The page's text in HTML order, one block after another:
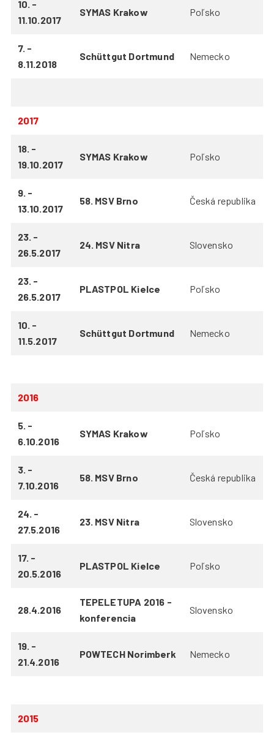
10. -
11.10.2017
SYMAS Krakow Poľsko
7. -
8.11.2018
Schüttgut Dortmund Nemecko
2017
18. -
19.10.2017
SYMAS Krakow Poľsko
9. -
13.10.2017
58. MSV Brno Česká republika
23. -
26.5.2017
24. MSV Nitra Slovensko
23. -
26.5.2017
PLASTPOL Kielce Poľsko
10. -
11.5.2017
Schüttgut Dortmund Nemecko
2016
5. -
6.10.2016
SYMAS Krakow Poľsko
3. -
7.10.2016
58. MSV Brno Česká republika
24. -
27.5.2016
23. MSV Nitra Slovensko
17. -
20.5.2016
PLASTPOL Kielce Poľsko
28.4.2016
TEPELETUPA 2016 -
konferencia
Slovensko
19. -
21.4.2016
POWTECH Norimberk Nemecko
2015